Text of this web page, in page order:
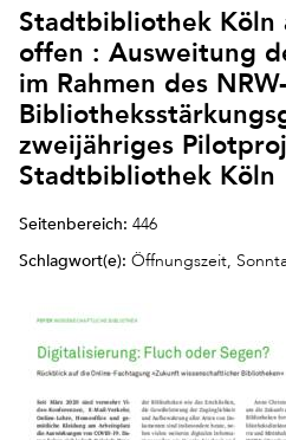
Stadtbibliothek Köln
offen : Ausweitung
im Rahmen des NRW-
zweijähriges
Stadtbibliothek Köln
Seitenbereich: 446
Schlagwort(e): Öffnungszeit,